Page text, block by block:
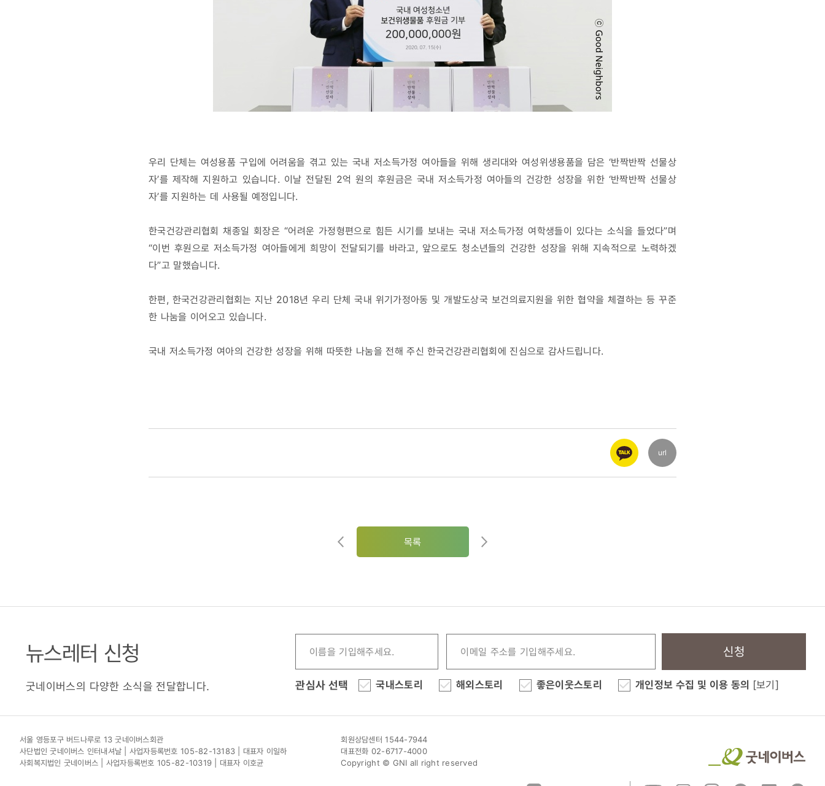
우리 단체는 여성용품 구입에 어려움을 겪고 있는 국내 저소득가정 여아들을 위해 생리대와 여성위생용품을 담은 ‘반짝반짝 선물상
자’를 제작해 지원하고 있습니다. 이날 전달된 2억 원의 후원금은 국내 저소득가정 여아들의 건강한 성장을 위한 ‘반짝반짝 선물상
자’를 지원하는 데 사용될 예정입니다.
한국건강관리협회 채종일 회장은 “어려운 가정형편으로 힘든 시기를 보내는 국내 저소득가정 여학생들이 있다는 소식을 들었다”며
“이번 후원으로 저소득가정 여아들에게 희망이 전달되기를 바라고, 앞으로도 청소년들의 건강한 성장을 위해 지속적으로 노력하겠
다”고 말했습니다.
한편, 한국건강관리협회는 지난 2018년 우리 단체 국내 위기가정아동 및 개발도상국 보건의료지원을 위한 협약을 체결하는 등 꾸준
한 나눔을 이어오고 있습니다.
국내 저소득가정 여아의 건강한 성장을 위해 따뜻한 나눔을 전해 주신 한국건강관리협회에 진심으로 감사드립니다.
url
목록
뉴스레터 신청
굿네이버스의 다양한 소식을 전달합니다.
신청
관심사 선택 국내스토리 해외스토리 좋은이웃스토리 개인정보 수집 및 이용 동의 [보기]
서울 영등포구 버드나루로 13 굿네이버스회관
사단법인 굿네이버스 인터내셔날 | 사업자등록번호 105-82-13183 | 대표자 이일하
사회복지법인 굿네이버스 | 사업자등록번호 105-82-10319 | 대표자 이호균
회원상담센터 1544-7944
대표전화 02-6717-4000
Copyright © GNI all right reserved